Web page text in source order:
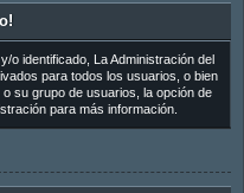
o identificado, La Administración del
para todos los usuarios, o bien
su grupo de usuarios, la opción de
para más información.